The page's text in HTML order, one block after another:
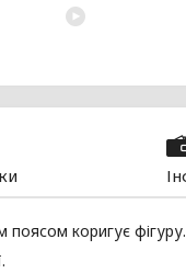
поясом коригує фігуру.